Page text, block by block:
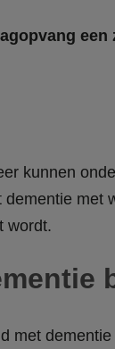
kunnen
met
wordt.
met